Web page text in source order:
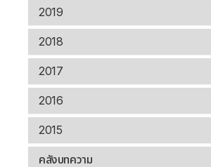
2019
2018
2017
2016
2015
คลังบทความ